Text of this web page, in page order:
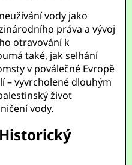
vody jako
práva a vývoj
otravování k
také, jak selhání
v poválečné Evropě
– vyvrcholené dlouhým
život
vody.